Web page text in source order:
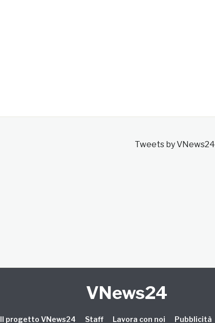
Tweets by VNews24
VNews24
Il progetto VNews24 Staff Lavora con noi Pubblicità